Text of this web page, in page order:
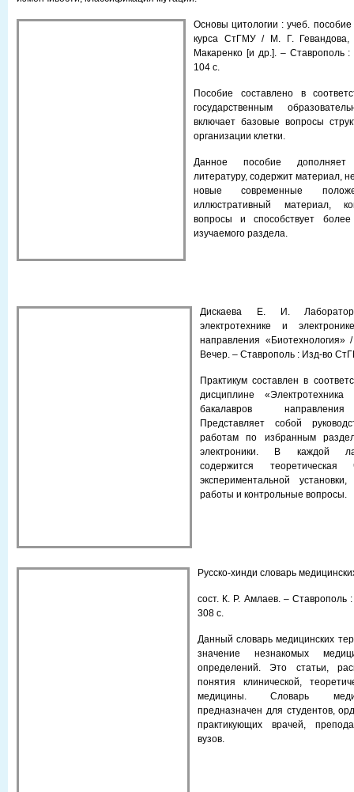
Основы цитологии : учеб. пособие
курса СтГМУ / М. Г.
Макаренко [и др.]. – Ставрополь
104 с.
Пособие составлено в
государственным
включает базовые вопросы
организации клетки.
Данное пособие
литературу, содержит материал,
новые современные
иллюстративный материал,
вопросы и способствует более
изучаемого раздела.
Дискаева Е. И.
электротехнике и
направления
Вечер. – Ставрополь : Изд-во
Практикум составлен в
дисциплине
бакалавров направления
Представляет собой
работам по избранным
электроники. В каждой
содержится
эксперимен­тальной
работы и контрольные вопро­сы.
Русско-хинди словарь
сост. К. Р. Амлаев. –
308 с.
Данный словарь медицинских
значение незнакомых
определений. Это статьи,
понятия клинической,
медицины. Словарь
предназначен для студентов,
практикующих врачей,
вузов.